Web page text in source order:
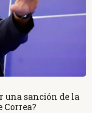
una sanción de la
Correa?